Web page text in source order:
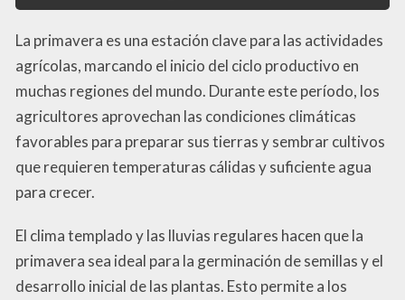
La primavera es una estación clave para las actividades
agrícolas, marcando el inicio del ciclo productivo en
muchas regiones del mundo. Durante este período, los
agricultores aprovechan las condiciones climáticas
favorables para preparar sus tierras y sembrar cultivos
que requieren temperaturas cálidas y suficiente agua
para crecer.
El clima templado y las lluvias regulares hacen que la
primavera sea ideal para la germinación de semillas y el
desarrollo inicial de las plantas. Esto permite a los